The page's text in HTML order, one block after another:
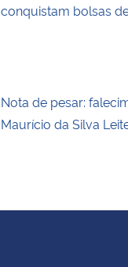
conquistam bolsas
Nota de pesar:
Maurício da Silva